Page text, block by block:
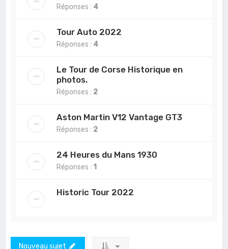
Réponses : 4
Tour Auto 2022
Réponses : 4
Le Tour de Corse Historique en
photos.
Réponses : 2
Aston Martin V12 Vantage GT3
Réponses : 2
24 Heures du Mans 1930
Réponses : 1
Historic Tour 2022
Nouveau sujet